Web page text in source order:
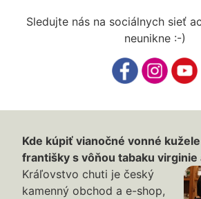
Sledujte nás na sociálnych sieť
neunikne :-)
Kde kúpiť vianočné vonné
františky s vôňou tabaku virginie
Kráľovstvo chuti je český
kamenný obchod a e-shop,